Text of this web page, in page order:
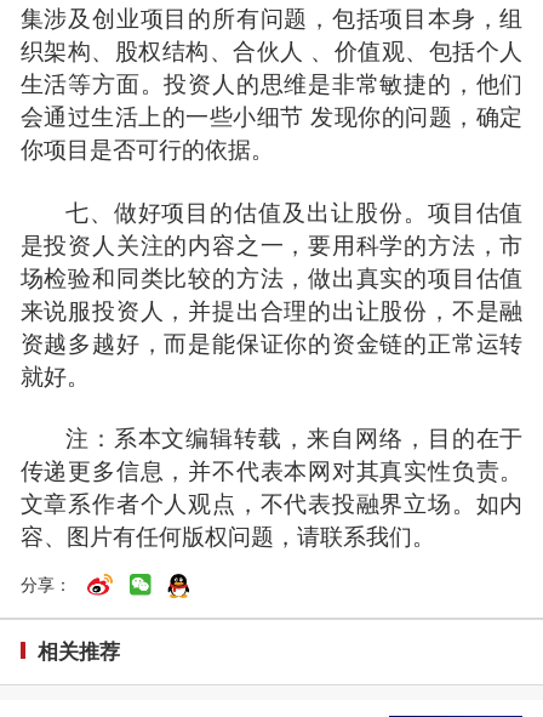
集涉及创业项目的所有问题，包括项目本身，组
织架构、
股权结构、合伙人 、价值观、包括个人
生活等方面。投资人的思维是非常敏捷的，他们
会通过生活上的一些小细节 发现你的问题，确定
你项目是否可行的依据。
七、做好项目的估值及出让股份。项目估值
是投资人关注的内容之一，要用科学的方法，市
场检验和同类比较的方法，做出真实的项目估值
来说服投资人，并提出合理的出让股份，不是融
资越多越好，而是能保证你的资金链的正常运转
就好。
注：系本文编辑转载，来自网络，目的在于
传递更多信息，并不代表本网对其真实性负责。
文章系作者个人观点，不代表投融界立场。如内
容、图片有任何版权问题，请联系我们。
分享：
相关推荐